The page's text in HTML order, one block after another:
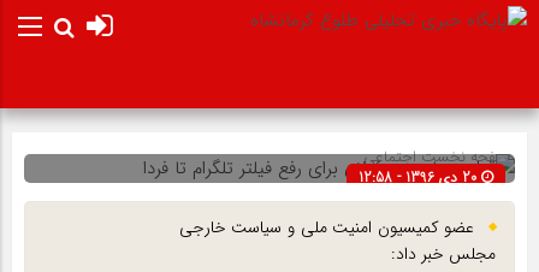
صفحه نخستاجتماعی
20 دی 1396 - 12:58
شناسه : 3514
عضو کمیسیون امنیت ملی و سیاست خارجی
مجلس خبر داد: